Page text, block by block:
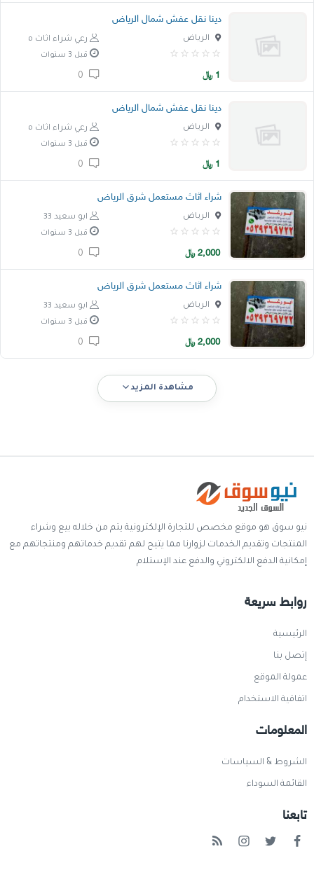
دينا نقل عفش شمال الرياض
رعي شراء اثاث الرياض
قبل 3 سنوات
1 ﷼
دينا نقل عفش شمال الرياض
رعي شراء اثاث الرياض
قبل 3 سنوات
1 ﷼
شراء اثاث مستعمل شرق الرياض
ابو سعيد 33 الرياض
قبل 3 سنوات
2,000 ﷼
شراء اثاث مستعمل شرق الرياض
ابو سعيد 33 الرياض
قبل 3 سنوات
2,000 ﷼
مشاهدة المزيد
نيو سوق هو موقع مخصص للتجارة الإلكترونية يتم من خلاله بيع وشراء
المنتجات وتقديم الخدمات لزوارنا مما يتيح لهم تقديم خدماتهم ومنتجاتهم مع
إمكانية الدفع الالكتروني والدفع عند الإستلام
روابط سريعة
الرئيسية
إتصل بنا
عمولة الموقع
اتفاقية الاستخدام
المعلومات
الشروط & السياسات
القائمة السوداء
تابعنا